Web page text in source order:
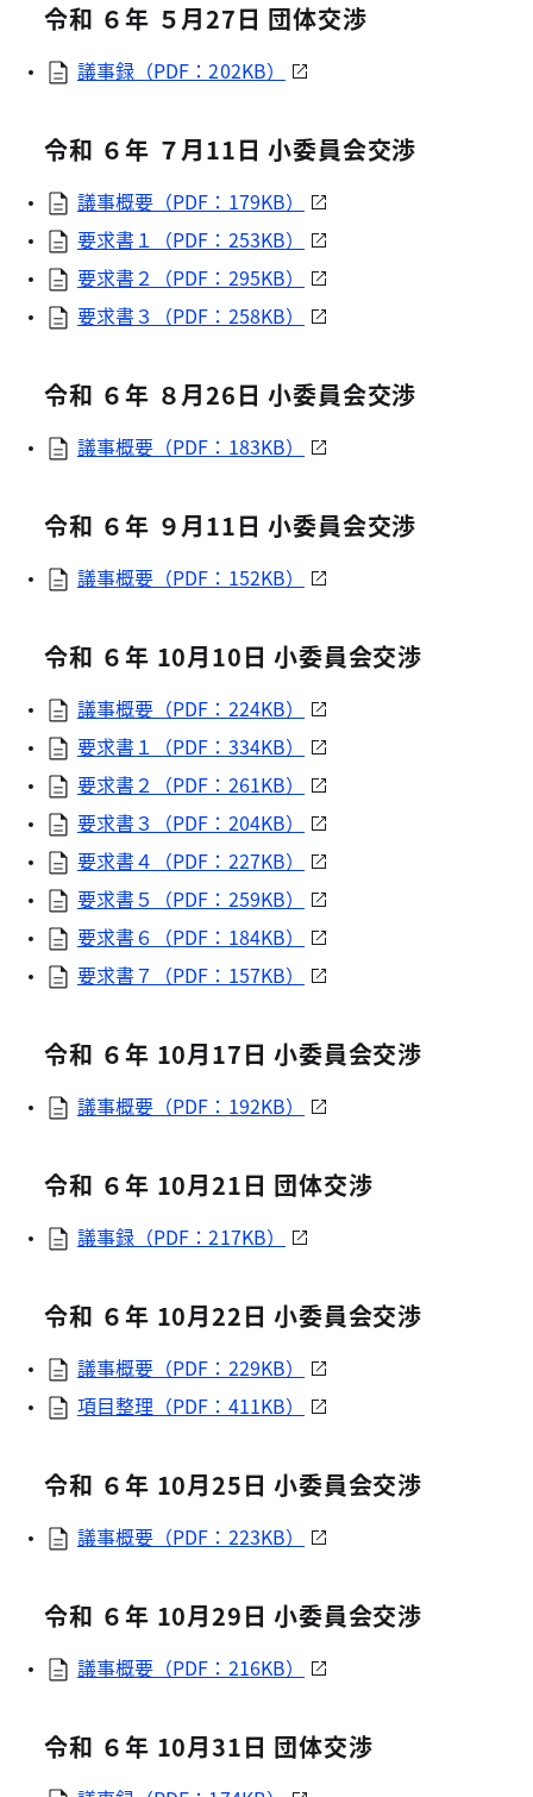
令和 ６年 ５月27日 団体交渉
議事録（PDF：202KB）
令和 ６年 ７月11日 小委員会交渉
議事概要（PDF：179KB）
要求書１（PDF：253KB）
要求書２（PDF：295KB）
要求書３（PDF：258KB）
令和 ６年 ８月26日 小委員会交渉
議事概要（PDF：183KB）
令和 ６年 ９月11日 小委員会交渉
議事概要（PDF：152KB）
令和 ６年 10月10日 小委員会交渉
議事概要（PDF：224KB）
要求書１（PDF：334KB）
要求書２（PDF：261KB）
要求書３（PDF：204KB）
要求書４（PDF：227KB）
要求書５（PDF：259KB）
要求書６（PDF：184KB）
要求書７（PDF：157KB）
令和 ６年 10月17日 小委員会交渉
議事概要（PDF：192KB）
令和 ６年 10月21日 団体交渉
議事録（PDF：217KB）
令和 ６年 10月22日 小委員会交渉
議事概要（PDF：229KB）
項目整理（PDF：411KB）
令和 ６年 10月25日 小委員会交渉
議事概要（PDF：223KB）
令和 ６年 10月29日 小委員会交渉
議事概要（PDF：216KB）
令和 ６年 10月31日 団体交渉